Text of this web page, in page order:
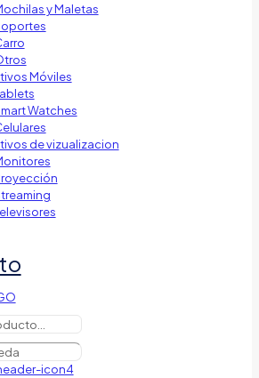
y Maletas
Móviles
Watches
de vizualizacion